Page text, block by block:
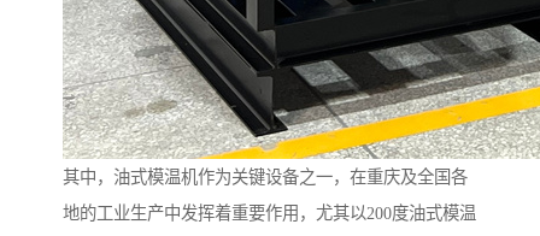
其中，油式模温机作为关键设备之一，在重庆及全国各
地的工业生产中发挥着重要作用，尤其以200度油式模温